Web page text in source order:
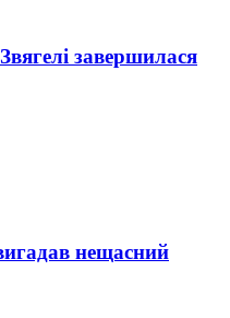
завершилася
нещасний